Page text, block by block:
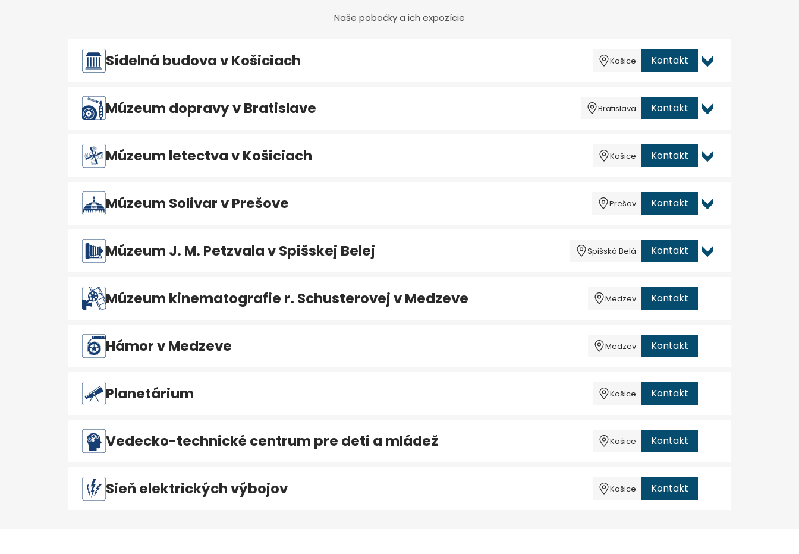
Naše pobočky a ich expozície
Sídelná budova v Košiciach Košice Kontakt
Múzeum dopravy v Bratislave Bratislava Kontakt
Múzeum letectva v Košiciach Košice Kontakt
Múzeum Solivar v Prešove Prešov Kontakt
Múzeum J. M. Petzvala v Spišskej Belej Spišská Belá Kontakt
Múzeum kinematografie r. Schusterovej v Medzeve Medzev Kontakt
Hámor v Medzeve Medzev Kontakt
Planetárium Košice Kontakt
Vedecko-technické centrum pre deti a mládež Košice Kontakt
Sieň elektrických výbojov Košice Kontakt